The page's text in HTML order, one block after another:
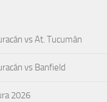
vs At. Tucumán
vs Banfield
2026